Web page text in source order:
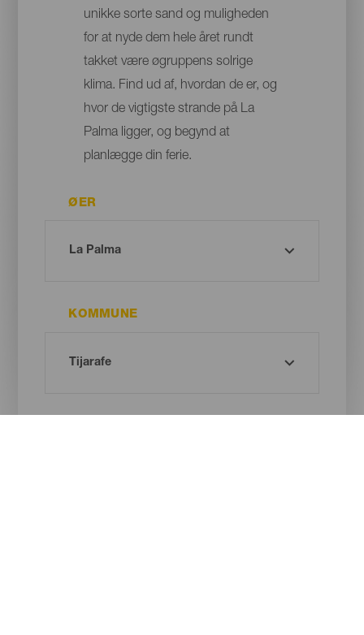
unikke sorte sand og muligheden
for at nyde dem hele året rundt
takket være øgruppens solrige
klima. Find ud af, hvordan de er, og
hvor de vigtigste strande på La
Palma ligger, og begynd at
planlægge din ferie.
ØER
KOMMUNE